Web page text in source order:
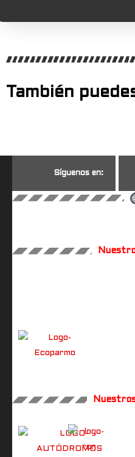
También
Síguenos en: